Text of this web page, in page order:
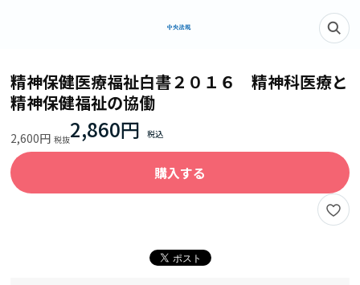
精神保健医療福祉白書２０１６ 精神科医療と
精神保健福祉の協働
2,600円 2,860円
購入する